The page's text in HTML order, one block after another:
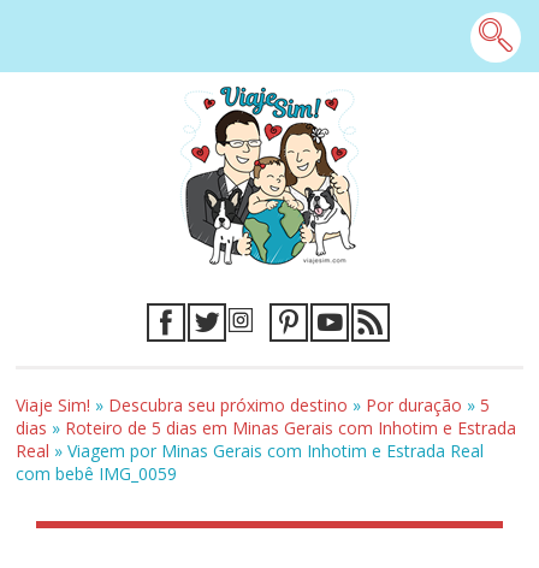
Viaje Sim! » Descubra seu próximo destino » Por duração »5
dias » Roteiro de 5 dias em Minas Gerais com Inhotim e Estrada
Real »Viagem por Minas Gerais com Inhotim e Estrada Real
com bebê IMG_0059